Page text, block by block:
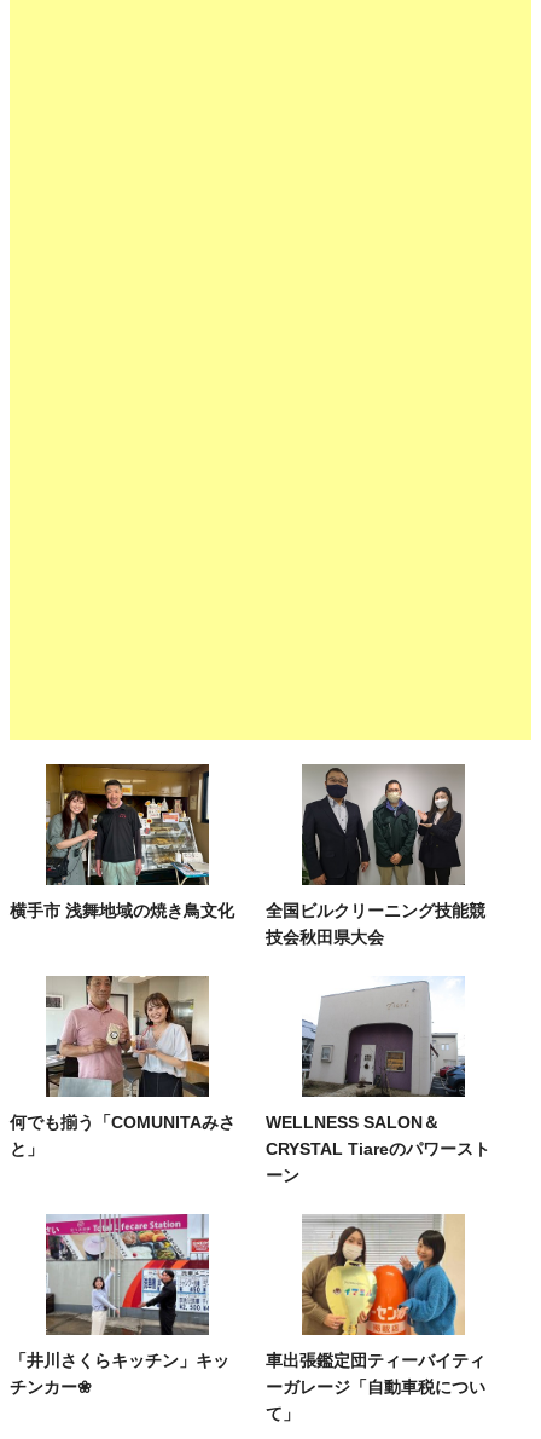
横手市 浅舞地域の焼き鳥文化
全国ビルクリーニング技能競
技会秋田県大会
何でも揃う「COMUNITAみさ
と」
WELLNESS SALON＆
CRYSTAL Tiareのパワースト
ーン
「井川さくらキッチン」キッ
チンカー❀
車出張鑑定団ティーバイティ
ーガレージ「自動車税につい
て」